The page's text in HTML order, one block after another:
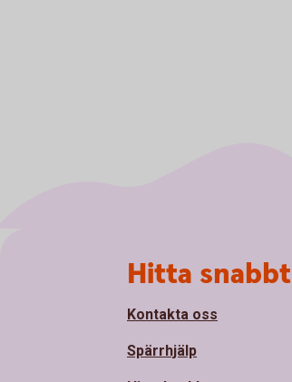
Hitta snabbt
Kontakta oss
Spärrhjälp